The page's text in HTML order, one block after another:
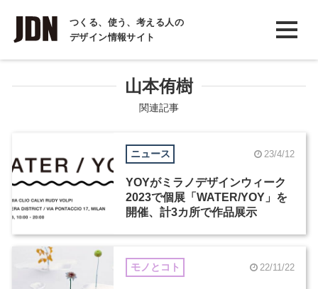
つくる、使う、考える人の
デザイン情報サイト
INTERVIEW
インタビュー
コラム
山本侑樹
関連記事
ニュース 23/4/12
YOYがミラノデザインウィーク
2023で個展「WATER/YOY」を
開催、計3カ所で作品展示
モノとコト 22/11/22